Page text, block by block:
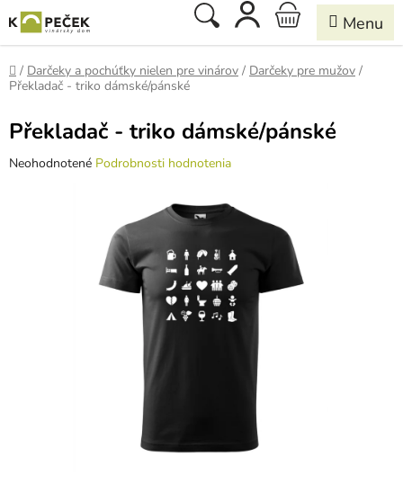
na
obsah
Hľadať
NÁKUPNÝ
KOŠÍK
Domov
/ Darčeky a pochúťky nielen pre vinárov / Darčeky pre mužov /
Překladač - triko dámské/pánské
Překladač - triko dámské/pánské
Priemerné
Neohodnotené Podrobnosti hodnotenia